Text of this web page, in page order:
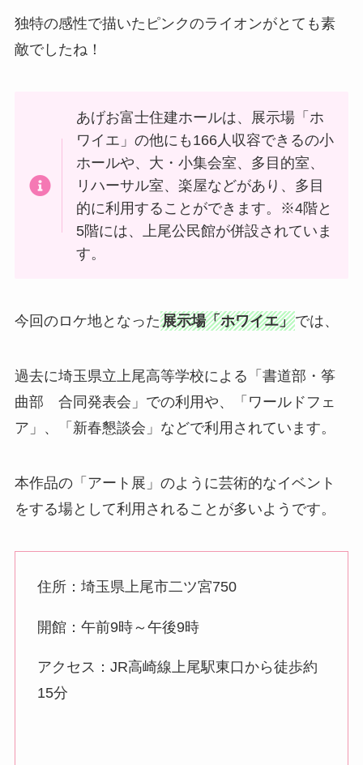
独特の感性で描いたピンクのライオンがとても素
敵でしたね！
あげお富士住建ホールは、展示場「ホ
ワイエ」の他にも166人収容できるの小
ホールや、大・小集会室、多目的室、
リハーサル室、楽屋などがあり、多目
的に利用することができます。※4階と
5階には、上尾公民館が併設されていま
す。
今回のロケ地となった展示場「ホワイエ」では、
過去に埼玉県立上尾高等学校による「書道部・筝
曲部 合同発表会」での利用や、「ワールドフェ
ア」、「新春懇談会」などで利用されています。
本作品の「アート展」のように芸術的なイベント
をする場として利用されることが多いようです。
住所：埼玉県上尾市二ツ宮750
開館：午前9時～午後9時
アクセス：JR高崎線上尾駅東口から徒歩約
15分